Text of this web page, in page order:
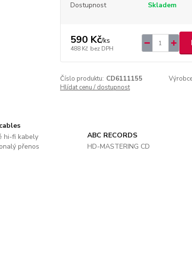
Dostupnost Skladem
590 Kč/ks
488 Kč bez DPH
Číslo produktu: CD6111155
Hlídat cenu / dostupnost
hi-fi kabely
přenos
ABC RECORDS
HD-MASTERING CD